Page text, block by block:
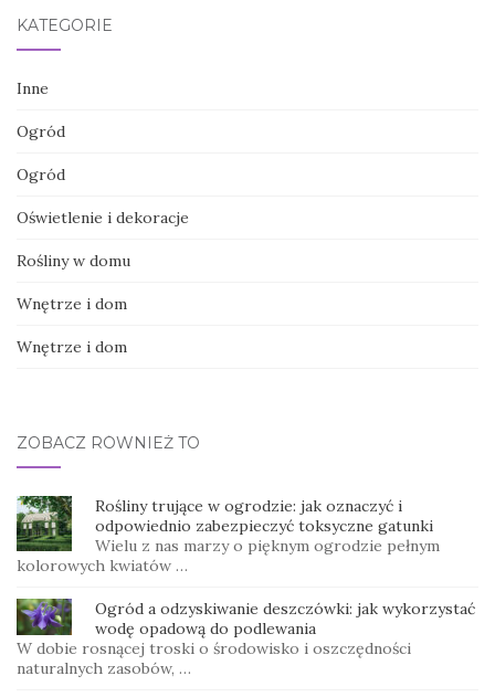
KATEGORIE
Inne
Ogród
Ogród
Oświetlenie i dekoracje
Rośliny w domu
Wnętrze i dom
Wnętrze i dom
ZOBACZ RÓWNIEŻ TO
Rośliny trujące w ogrodzie: jak oznaczyć i
odpowiednio zabezpieczyć toksyczne gatunki
Wielu z nas marzy o pięknym ogrodzie pełnym
kolorowych kwiatów …
Ogród a odzyskiwanie deszczówki: jak wykorzystać
wodę opadową do podlewania
W dobie rosnącej troski o środowisko i oszczędności
naturalnych zasobów, …